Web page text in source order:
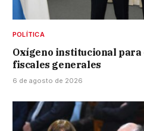
POLÍTICA
Oxígeno institucional para
fiscales generales
6 de agosto de 2026